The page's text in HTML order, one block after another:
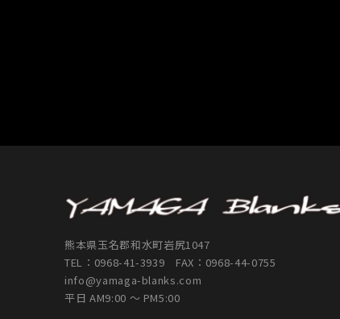
熊本県玉名郡和水町岩尻1047
TEL： 0968-41-3939 FAX：0968-44-0755
info@yamaga-blanks.com
平日 AM9:00 ～ PM5:00